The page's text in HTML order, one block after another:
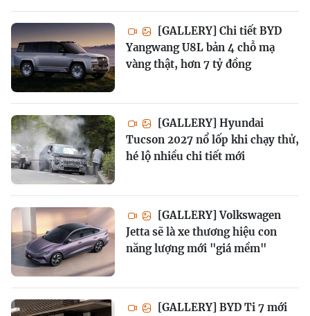
[GALLERY] Chi tiết BYD
Yangwang U8L bản 4 chỗ mạ
vàng thật, hơn 7 tỷ đồng
[GALLERY] Hyundai
Tucson 2027 nổ lốp khi chạy thử,
hé lộ nhiều chi tiết mới
[GALLERY] Volkswagen
Jetta sẽ là xe thương hiệu con
năng lượng mới "giá mềm"
[GALLERY] BYD Ti 7 mới